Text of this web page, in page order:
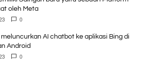
oleh Meta
0
AI chatbot ke aplikasi Bing di
Android
0